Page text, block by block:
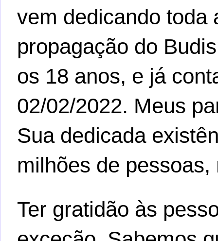
vem dedicando toda
propagação do
os 18 anos, e já
02/02/2022. Meus
Sua dedicada
milhões de
Ter gratidão às